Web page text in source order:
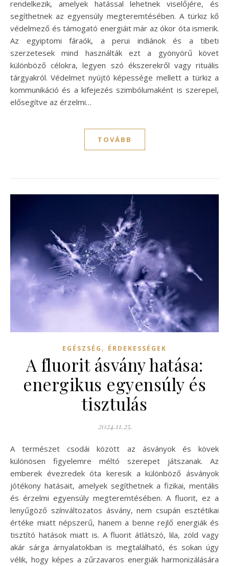
rendelkezik, amelyek hatással lehetnek viselőjére, és
segíthetnek az egyensúly megteremtésében. A türkiz kő
védelmező és támogató energiáit már az ókor óta ismerik.
Az egyiptomi fáraók, a perui indiánok és a tibeti
szerzetesek mind használták ezt a gyönyörű követ
különböző célokra, legyen szó ékszerekről vagy rituális
tárgyakról. Védelmet nyújtó képessége mellett a türkiz a
kommunikáció és a kifejezés szimbólumaként is szerepel,
elősegítve az érzelmi…
TOVÁBB
EGÉSZSÉG , ÉRDEKESSÉGEK
A fluorit ásvány hatása:
energikus egyensúly és
tisztulás
2024.11.25.
A természet csodái között az ásványok és kövek
különösen figyelemre méltó szerepet játszanak. Az
emberek évezredek óta keresik a különböző ásványok
jótékony hatásait, amelyek segíthetnek a fizikai, mentális
és érzelmi egyensúly megteremtésében. A fluorit, ez a
lenyűgöző színváltozatos ásvány, nem csupán esztétikai
értéke miatt népszerű, hanem a benne rejlő energiák és
tisztító hatások miatt is. A fluorit átlátszó, lila, zöld vagy
akár sárga árnyalatokban is megtalálható, és sokan úgy
vélik, hogy képes a zűrzavaros energiák harmonizálására